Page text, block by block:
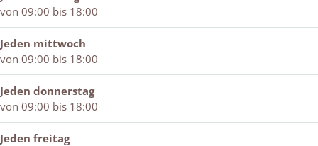
s
r
von 09:00 bis 18:00
Jeden mittwoch
von 09:00 bis 18:00
Jeden donnerstag
von 09:00 bis 18:00
Jeden freitag